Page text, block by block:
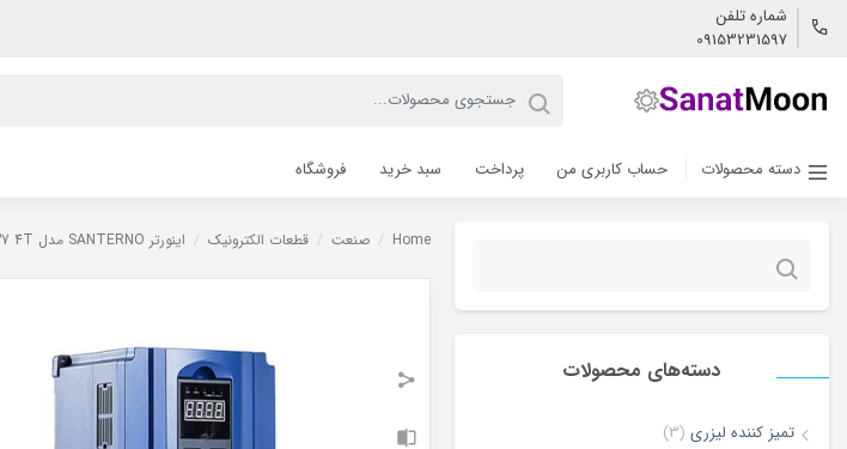
شماره تلفن
09153231597
دسته محصولات حساب کاربری من پرداخت سبد خرید فروشگاه
جستجو
دسته‌های محصولات
تمیز کننده لیزری (3)
Home
/ صنعت / قطعات الکترونیک / اینورتر SANTERNO مدل SINUS VEGA 0037 4T